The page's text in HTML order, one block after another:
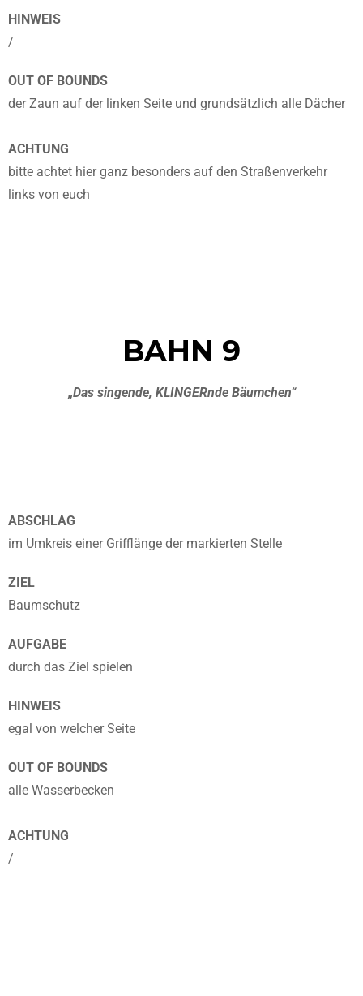
HINWEIS
/
OUT OF BOUNDS
der Zaun auf der linken Seite und grundsätzlich alle Dächer
ACHTUNG
bitte achtet hier ganz besonders auf den Straßenverkehr
links von euch
BAHN 9
„Das singende, KLINGERnde Bäumchen“
ABSCHLAG
im Umkreis einer Grifflänge der markierten Stelle
ZIEL
Baumschutz
AUFGABE
durch das Ziel spielen
HINWEIS
egal von welcher Seite
OUT OF BOUNDS
alle Wasserbecken
ACHTUNG
/